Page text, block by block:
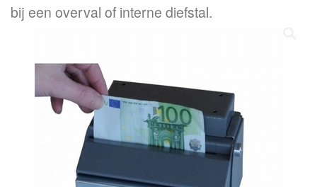
bij een overval of interne diefstal.